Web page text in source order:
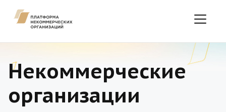
Некоммерческие
организации